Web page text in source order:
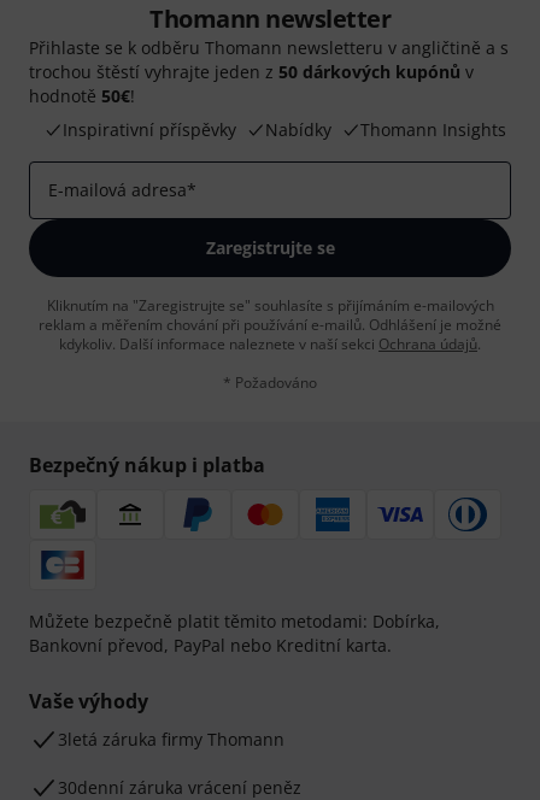
Thomann newsletter
Přihlaste se k odběru Thomann newsletteru v angličtině a s
trochou štěstí vyhrajte jeden z 50 dárkových kupónů v
hodnotě 50€!
Inspirativní příspěvky
Nabídky Thomann Insights
E-mailová adresa*
Zaregistrujte se
Kliknutím na "Zaregistrujte se" souhlasíte s přijímáním e-mailových
reklam a měřením chování při používání e-mailů. Odhlášení je možné
kdykoliv. Další informace naleznete v naší sekci Ochrana údajů.
* Požadováno
Bezpečný nákup i platba
Můžete bezpečně platit těmito metodami: Dobírka,
Bankovní převod, PayPal nebo Kreditní karta.
Vaše výhody
3letá záruka firmy Thomann
30denní záruka vrácení peněz